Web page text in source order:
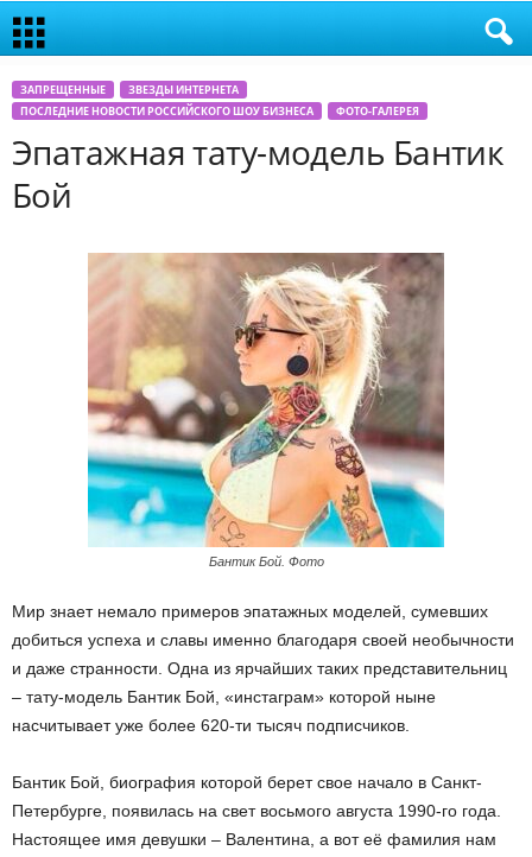
ЗАПРЕЩЕННЫЕ
ЗВЕЗДЫ ИНТЕРНЕТА
ПОСЛЕДНИЕ НОВОСТИ РОССИЙСКОГО ШОУ БИЗНЕСА
ФОТО-ГАЛЕРЕЯ
Эпатажная тату-модель Бантик
Бой
Бантик Бой. Фото
Мир знает немало примеров эпатажных моделей, сумевших
добиться успеха и славы именно благодаря своей необычности
и даже странности. Одна из ярчайших таких представительниц
– тату-модель Бантик Бой, «инстаграм» которой ныне
насчитывает уже более 620-ти тысяч подписчиков.
Бантик Бой, биография которой берет свое начало в Санкт-
Петербурге, появилась на свет восьмого августа 1990-го года.
Настоящее имя девушки – Валентина, а вот её фамилия нам